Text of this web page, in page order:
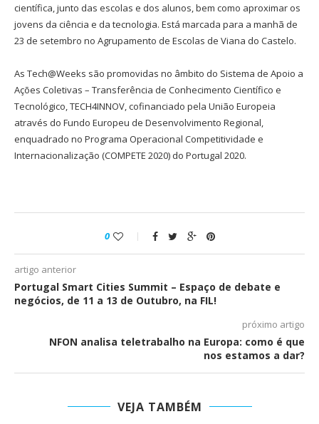
científica, junto das escolas e dos alunos, bem como aproximar os
jovens da ciência e da tecnologia. Está marcada para a manhã de
23 de setembro no Agrupamento de Escolas de Viana do Castelo.
As Tech@Weeks são promovidas no âmbito do Sistema de Apoio a
Ações Coletivas – Transferência de Conhecimento Científico e
Tecnológico, TECH4INNOV, cofinanciado pela União Europeia
através do Fundo Europeu de Desenvolvimento Regional,
enquadrado no Programa Operacional Competitividade e
Internacionalização (COMPETE 2020) do Portugal 2020.
0
artigo anterior
Portugal Smart Cities Summit – Espaço de debate e
negócios, de 11 a 13 de Outubro, na FIL!
próximo artigo
NFON analisa teletrabalho na Europa: como é que
nos estamos a dar?
VEJA TAMBÉM